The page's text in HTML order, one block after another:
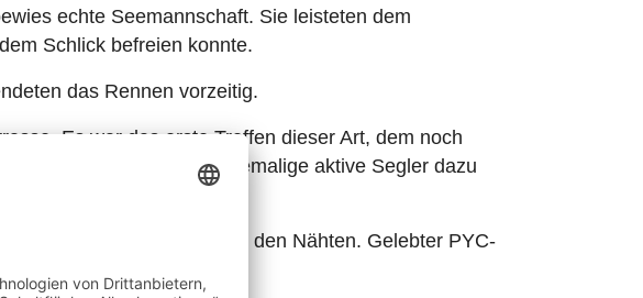
echte Seemannschaft. Sie leisteten dem
Schlick befreien konnte.
das Rennen vorzeitig.
Es war das erste Treffen dieser Art, dem noch
Mal noch weitere ehemalige aktive Segler dazu
Terrasse platzte aus den Nähten. Gelebter PYC-